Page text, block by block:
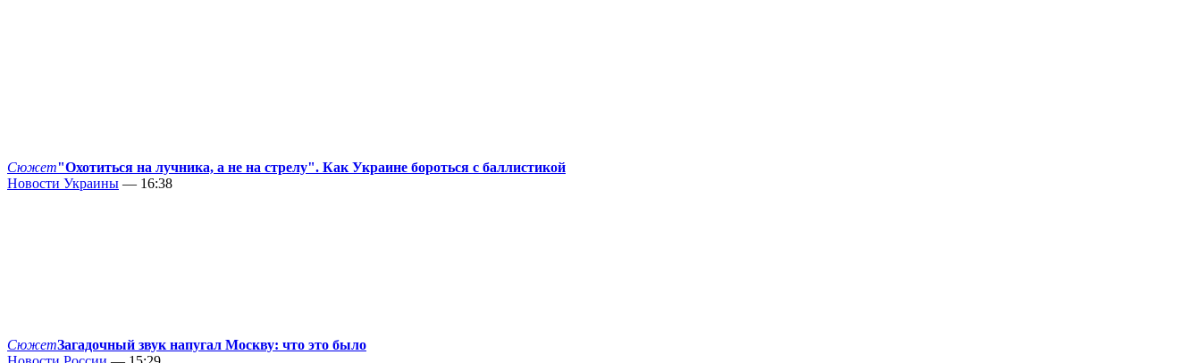
Сюжет"Охотиться на лучника, а не на стрелу". Как Украине бороться с баллистикой
Новости Украины — 16:38
СюжетЗагадочный звук напугал Москву: что это было